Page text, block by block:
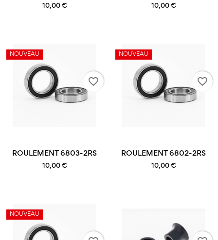
10,00 € 10,00 €
NOUVEAU
ROULEMENT 6803-2RS
10,00 €
favorite_border
NOUVEAU
ROULEMENT 6802-2RS
10,00 €
favorite_border
NOUVEAU